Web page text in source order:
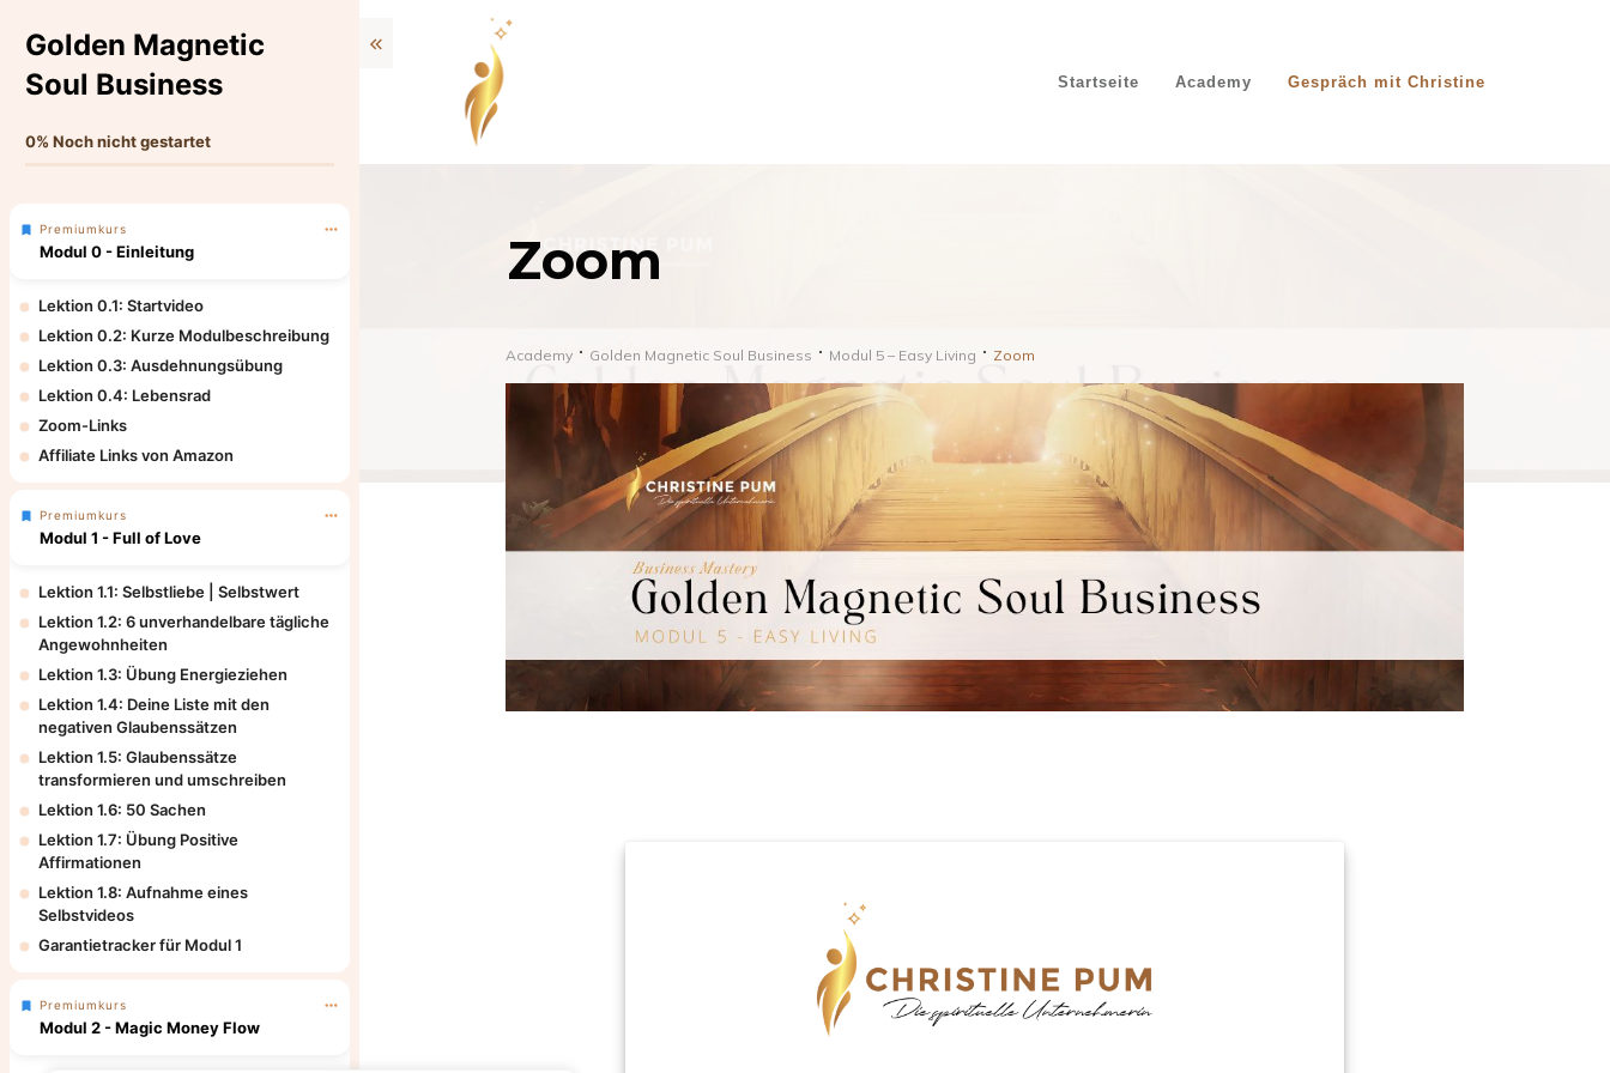
Startseite Academy Gespräch mit Christine
Zoom
Academy Golden Magnetic Soul Business Modul 5 – Easy Living Zoom
Golden Magnetic
Soul Business
0% Noch nicht gestartet
Premiumkurs
Modul 0 - Einleitung
Lektion 0.1: Startvideo
Lektion 0.2: Kurze Modulbeschreibung
Lektion 0.3: Ausdehnungsübung
Lektion 0.4: Lebensrad
Zoom-Links
Affiliate Links von Amazon
Premiumkurs
Modul 1 - Full of Love
Lektion 1.1: Selbstliebe | Selbstwert
Lektion 1.2: 6 unverhandelbare tägliche
Angewohnheiten
Lektion 1.3: Übung Energieziehen
Lektion 1.4: Deine Liste mit den
negativen Glaubenssätzen
Lektion 1.5: Glaubenssätze
transformieren und umschreiben
Lektion 1.6: 50 Sachen
Lektion 1.7: Übung Positive
Affirmationen
Lektion 1.8: Aufnahme eines
Selbstvideos
Garantietracker für Modul 1
Premiumkurs
Modul 2 - Magic Money Flow